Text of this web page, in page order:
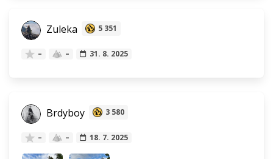
Zuleka 5 351
– – 31. 8. 2025
Brdyboy 3 580
– – 18. 7. 2025